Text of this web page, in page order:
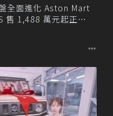
全面進化 Aston Mart
售 1,488 萬元起正式